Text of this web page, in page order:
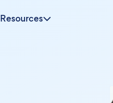
Resources